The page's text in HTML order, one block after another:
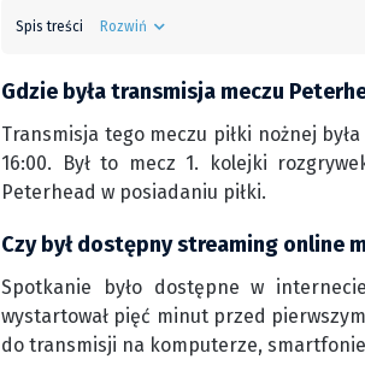
Spis treści Rozwiń
Gdzie była transmisja meczu
Transmisja tego meczu piłki nożnej
16:00. Był to mecz 1. kolejki
Peterhead w posiadaniu piłki.
Czy był dostępny streaming online
Spotkanie było dostępne w
wystartował pięć minut przed
do transmisji na komputerze,